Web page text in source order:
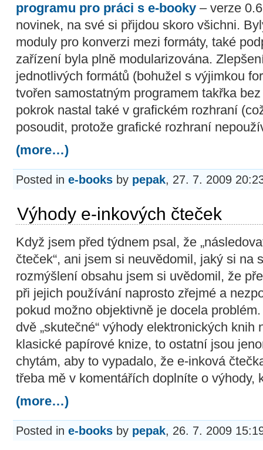
programu pro práci s e-booky – verze
novinek, na své si přijdou skoro všichni.
moduly pro konverzi mezi formáty, také
zařízení byla plně modularizována.
jednotlivých formátů (bohužel s výjimkou
tvořen samostatným programem takřka
pokrok nastal také v grafickém rozhraní
posoudit, protože grafické rozhraní
(more…)
Posted in e-books by pepak, 27. 7. 2009
Výhody e-inkových čteček
Když jsem před týdnem psal, že
čteček“, ani jsem si neuvědomil, jaký si na
rozmýšlení obsahu jsem si uvědomil, že
při jejich používání naprosto zřejmé a
pokud možno objektivně je docela
dvě „skutečné“ výhody elektronických knih
klasické papírové knize, to ostatní jsou
chytám, aby to vypadalo, že e-inková
třeba mě v komentářích doplníte o výhody,
(more…)
Posted in e-books by pepak, 26. 7. 2009